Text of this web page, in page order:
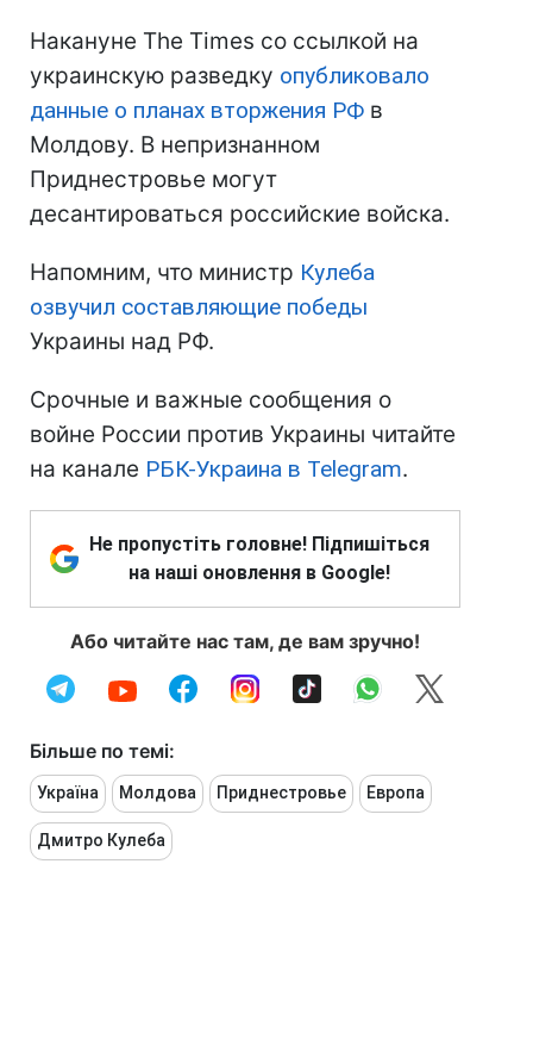
Накануне The Times со ссылкой на
украинскую разведку опубликовало
данные о планах вторжения РФ в
Молдову. В непризнанном
Приднестровье могут
десантироваться российские войска.
Напомним, что министр Кулеба
озвучил составляющие победы
Украины над РФ.
Срочные и важные сообщения о
войне России против Украины читайте
на канале РБК-Украина в Telegram.
Не пропустіть головне! Підпишіться
на наші оновлення в Google!
Або читайте нас там, де вам зручно!
Більше по темі:
Україна Молдова Приднестровье Европа
Дмитро Кулеба